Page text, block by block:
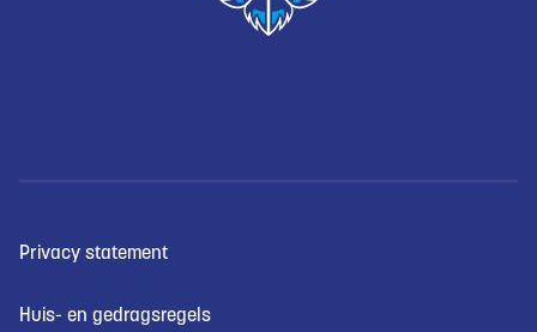
Privacy statement
Huis- en gedragsregels